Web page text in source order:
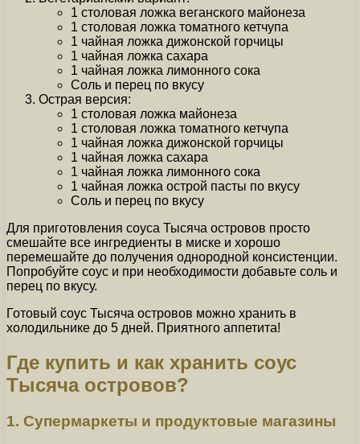
1 столовая ложка веганского майонеза
1 столовая ложка томатного кетчупа
1 чайная ложка дижонской горчицы
1 чайная ложка сахара
1 чайная ложка лимонного сока
Соль и перец по вкусу
Острая версия:
1 столовая ложка майонеза
1 столовая ложка томатного кетчупа
1 чайная ложка дижонской горчицы
1 чайная ложка сахара
1 чайная ложка лимонного сока
1 чайная ложка острой пасты по вкусу
Соль и перец по вкусу
Для приготовления соуса Тысяча островов просто
смешайте все ингредиенты в миске и хорошо
перемешайте до получения однородной консистенции.
Попробуйте соус и при необходимости добавьте соль и
перец по вкусу.
Готовый соус Тысяча островов можно хранить в
холодильнике до 5 дней. Приятного аппетита!
Где купить и как хранить соус
Тысяча островов?
1. Супермаркеты и продуктовые магазины